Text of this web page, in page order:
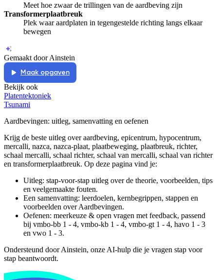
Meet hoe zwaar de trillingen van de aardbeving zijn
Transformerplaatbreuk
Plek waar aardplaten in tegengestelde richting langs elkaar
bewegen
Gemaakt door Ainstein
Maak opgaven
Bekijk ook
Platentektoniek
Tsunami
Aardbevingen: uitleg, samenvatting en oefenen
Krijg de beste uitleg over aardbeving, epicentrum, hypocentrum,
mercalli, nazca, nazca-plaat, plaatbeweging, plaatbreuk, richter,
schaal mercalli, schaal richter, schaal van mercalli, schaal van richter
en transformerplaatbreuk. Op deze pagina vind je:
Uitleg: stap-voor-stap uitleg over de theorie, voorbeelden, tips
en veelgemaakte fouten.
Een samenvatting: leerdoelen, kernbegrippen, stappen en
voorbeelden overAardbevingen.
Oefenen: meerkeuze & open vragen met feedback, passend
bij vmbo-bb 1 - 4, vmbo-kb 1 - 4, vmbo-gt 1 - 4, havo 1 - 3
en vwo 1 - 3.
Ondersteund door Ainstein, onze AI-hulp die je vragen stap voor
stap beantwoordt.